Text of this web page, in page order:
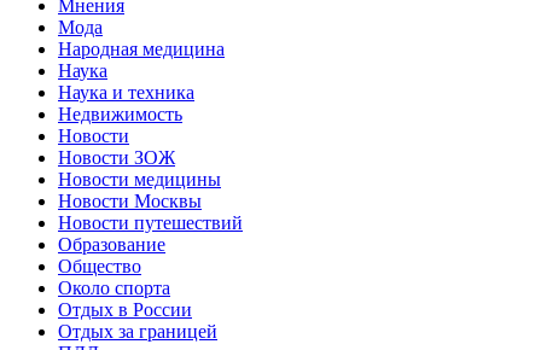
Мнения
Мода
Народная медицина
Наука
Наука и техника
Недвижимость
Новости
Новости ЗОЖ
Новости медицины
Новости Москвы
Новости путешествий
Образование
Общество
Около спорта
Отдых в России
Отдых за границей